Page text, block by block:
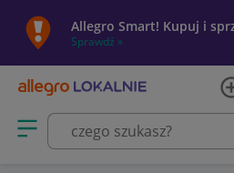
Allegro Smart! Kupuj i
Sprawdź »
Otwórz menu z kategoriami